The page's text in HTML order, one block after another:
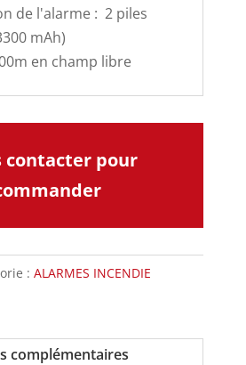
de l'alarme : 2 piles
mAh)
en champ libre
contacter pour
:ALARMES INCENDIE
complémentaires